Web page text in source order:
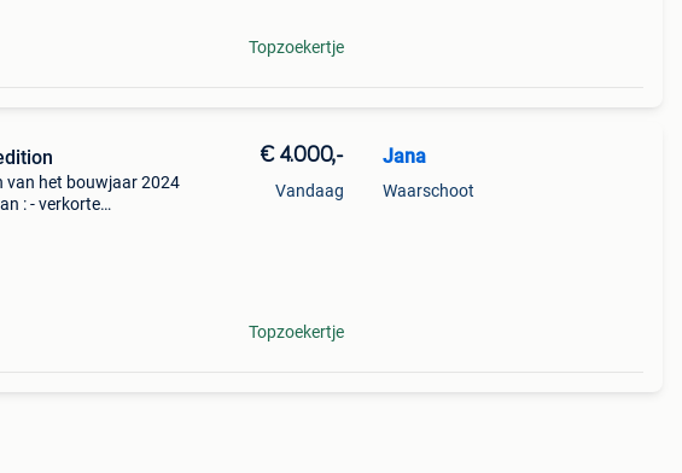
Topzoekertje
van het bouwjaar 2024
: - verkorte
€ 4.000,-
Vandaag
Topzoekertje
Jana
Waarschoot